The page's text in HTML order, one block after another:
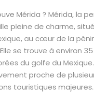
Mérida ? Mérida, la
pleine de charme,
au cœur de la
se trouve à environ
du golfe du
proche de
touristiques